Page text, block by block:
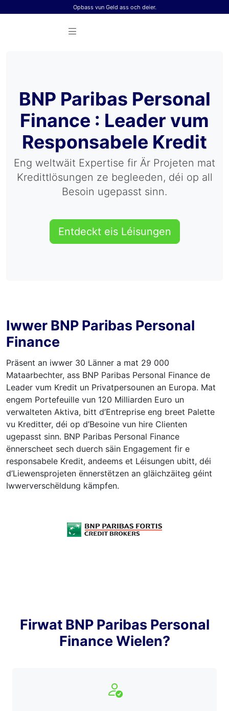
Opbass vun Geld ass och deier.
BNP Paribas Personal
Finance : Leader vum
Responsabele Kredit
Eng weltwäit Expertise fir Är Projeten mat
Kredittlösungen ze begleeden, déi op all
Besoin ugepasst sinn.
Entdeckt eis Léisungen
Iwwer BNP Paribas Personal
Finance
Präsent an iwwer 30 Länner a mat 29 000
Mataarbechter, ass BNP Paribas Personal Finance de
Leader vum Kredit un Privatpersounen an Europa. Mat
engem Portefeuille vun 120 Milliarden Euro un
verwalteten Aktiva, bitt d’Entreprise eng breet Palette
vu Kreditter, déi op d’Besoine vun hire Clienten
ugepasst sinn. BNP Paribas Personal Finance
ënnerscheet sech duerch säin Engagement fir e
responsabele Kredit, andeems et Léisungen ubitt, déi
d’Liewensprojeten ënnerstëtzen an gläichzäiteg géint
Iwwerverschëldung kämpfen.
Firwat BNP Paribas Personal
Finance Wielen?